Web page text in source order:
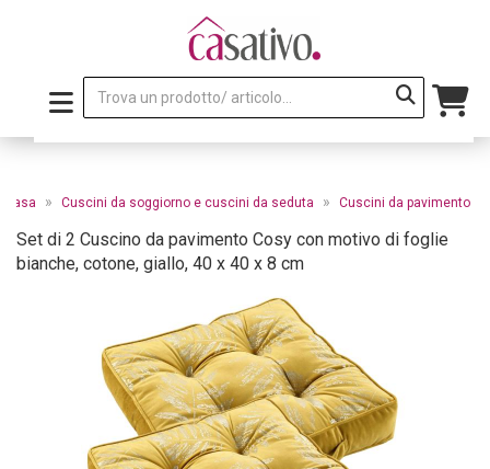
casa » Cuscini da soggiorno e cuscini da seduta » Cuscini da pavimento
Set di 2 Cuscino da pavimento Cosy con motivo di foglie
bianche, cotone, giallo, 40 x 40 x 8 cm